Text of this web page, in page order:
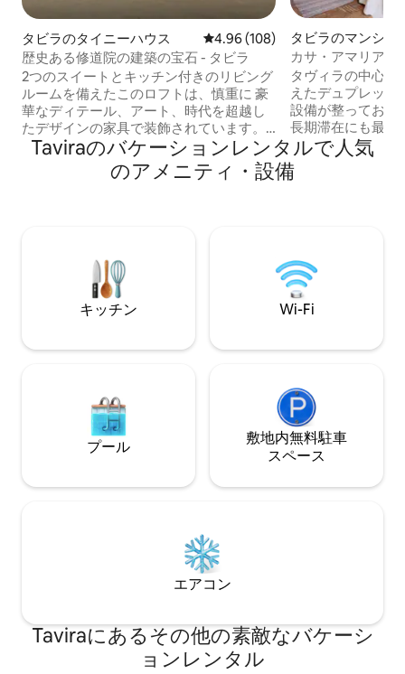
タビラのタイニーハウス レビュー108件、5つ星中4.96つ
4.96 (108)
歴史ある修道院の建築の宝石 - タビラ
2つのスイートとキッチン付きのリビング
ルームを備えたこのロフトは、慎重に 豪
華なディテール、アート、時代を超越し
たデザインの家具で装飾されています。
我が家のような心地よさをお届けするた
めに、パーソナライズされています。 タ
ビラ市の中心部まで徒歩わずか5分、市場
を掲載している唯一のプラットフォーム
ですので、ご希望に応じてご滞在をカス
タマイズできます:)
タビラのマンショ
ート
カサ・アマリア -
ックスアパートメ
タヴィラの中心部
えたデュプレッ
設備が整っており
長期滞在にも最適
です！ 市内の主
べてに近い。 タ
から徒歩5分。 タビラの中心部に位置する
ポットに近い。
り場から徒歩わず
Taviraのバケーションレンタルで人気
のアメニティ・設備
キッチン Wi-Fi
プール
敷地内無料駐⁠車
ス⁠ペ⁠ー⁠ス
エアコン
Taviraにあるその他の素敵なバケーシ
ョンレンタル